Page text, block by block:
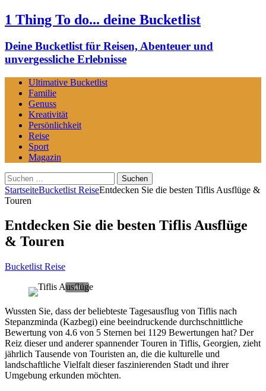
1 Thing To do... deine Bucketlist
Deine Bucketlist für Reisen, Abenteuer und
unvergessliche Erlebnisse
Ultimative Bucketlist
Familie
Genuss
Kreativität
Persönlichkeit
Reise
Sport
Magazin
Suchen
nach:
StartseiteBucketlist ReiseEntdecken Sie die besten Tiflis Ausflüge &
Touren
Entdecken Sie die besten Tiflis Ausflüge
& Touren
Bucketlist Reise
Wussten Sie, dass der beliebteste Tagesausflug von Tiflis nach
Stepanzminda (Kazbegi) eine beeindruckende durchschnittliche
Bewertung von 4.6 von 5 Sternen bei 1129 Bewertungen hat? Der
Reiz dieser und anderer spannender Touren in Tiflis, Georgien, zieht
jährlich Tausende von Touristen an, die die kulturelle und
landschaftliche Vielfalt dieser faszinierenden Stadt und ihrer
Umgebung erkunden möchten.